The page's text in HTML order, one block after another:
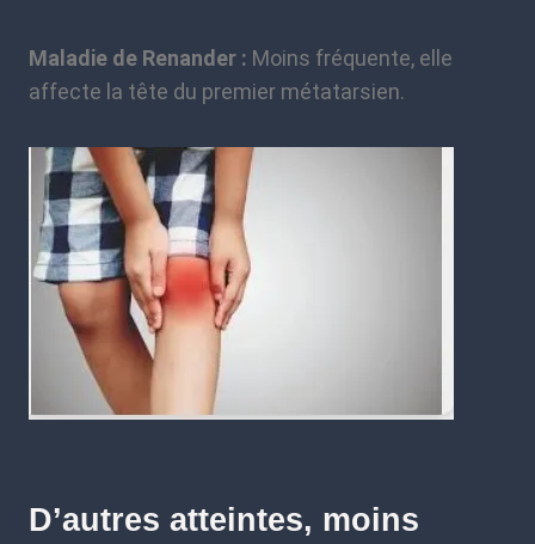
Maladie de Renander : Moins fréquente, elle
affecte la tête du premier métatarsien.
D’autres atteintes, moins